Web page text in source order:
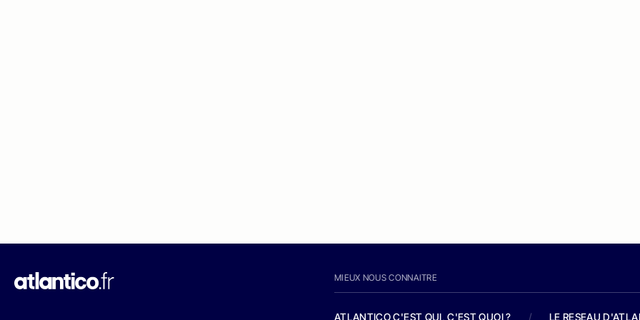
MIEUX NOUS CONNAITRE
ATLANTICO C'EST QUI, C'EST QUOI ? / LE RESEAU